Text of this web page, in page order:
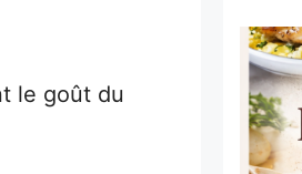
le goût du